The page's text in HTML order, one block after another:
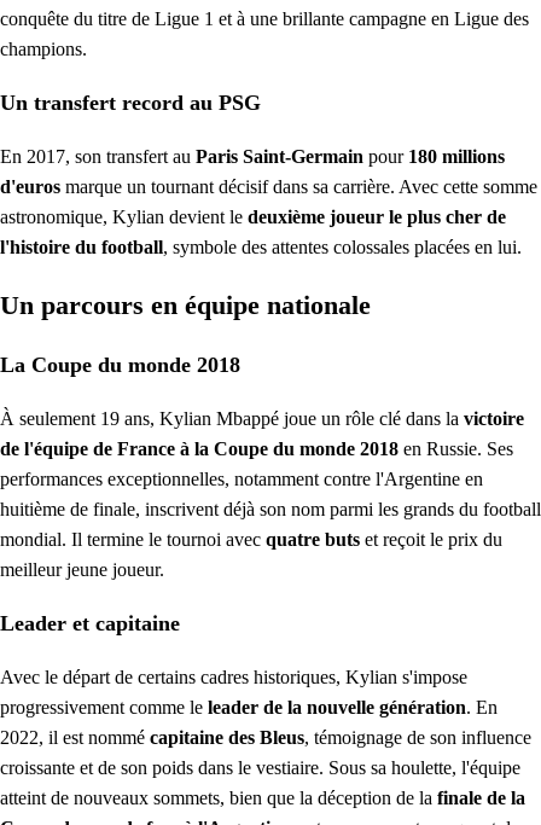
conquête du titre de Ligue 1 et à une brillante campagne en Ligue des
champions.
Un transfert record au PSG
En 2017, son transfert au Paris Saint-Germain pour 180 millions
d'euros marque un tournant décisif dans sa carrière. Avec cette somme
astronomique, Kylian devient le deuxième joueur le plus cher de
l'histoire du football, symbole des attentes colossales placées en lui.
Un parcours en équipe nationale
La Coupe du monde 2018
À seulement 19 ans, Kylian Mbappé joue un rôle clé dans la victoire
de l'équipe de France à la Coupe du monde 2018 en Russie. Ses
performances exceptionnelles, notamment contre l'Argentine en
huitième de finale, inscrivent déjà son nom parmi les grands du football
mondial. Il termine le tournoi avec quatre buts et reçoit le prix du
meilleur jeune joueur.
Leader et capitaine
Avec le départ de certains cadres historiques, Kylian s'impose
progressivement comme le leader de la nouvelle génération. En
2022, il est nommé capitaine des Bleus, témoignage de son influence
croissante et de son poids dans le vestiaire. Sous sa houlette, l'équipe
atteint de nouveaux sommets, bien que la déception de la finale de la